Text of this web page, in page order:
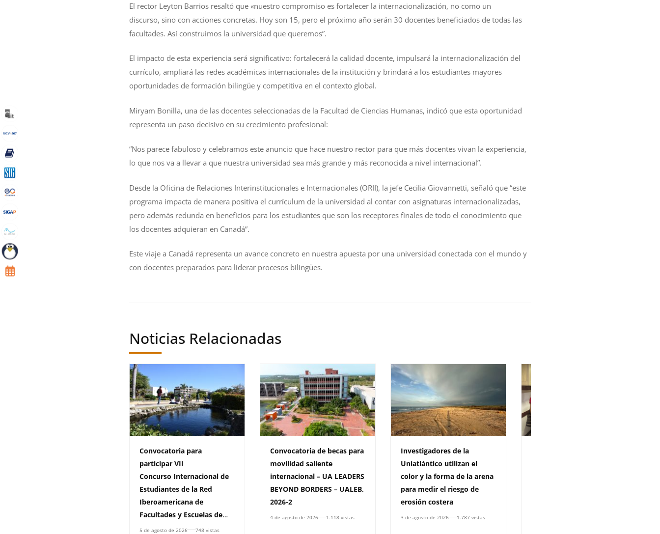
El rector Leyton Barrios resaltó que «nuestro compromiso es fortalecer la internacionalización, no como un
discurso, sino con acciones concretas. Hoy son 15, pero el próximo año serán 30 docentes beneficiados de todas las
facultades. Así construimos la universidad que queremos”.
El impacto de esta experiencia será significativo: fortalecerá la calidad docente, impulsará la internacionalización del
currículo, ampliará las redes académicas internacionales de la institución y brindará a los estudiantes mayores
oportunidades de formación bilingüe y competitiva en el contexto global.
Miryam Bonilla, una de las docentes seleccionadas de la Facultad de Ciencias Humanas, indicó que esta oportunidad
representa un paso decisivo en su crecimiento profesional:
“Nos parece fabuloso y celebramos este anuncio que hace nuestro rector para que más docentes vivan la experiencia,
lo que nos va a llevar a que nuestra universidad sea más grande y más reconocida a nivel internacional”.
Desde la Oficina de Relaciones Interinstitucionales e Internacionales (ORII), la jefe Cecilia Giovannetti, señaló que “este
programa impacta de manera positiva el currículum de la universidad al contar con asignaturas internacionalizadas,
pero además redunda en beneficios para los estudiantes que son los receptores finales de todo el conocimiento que
los docentes adquieran en Canadá”.
Este viaje a Canadá representa un avance concreto en nuestra apuesta por una universidad conectada con el mundo y
con docentes preparados para liderar procesos bilingües.
Noticias Relacionadas
Convocatoria para
participar VII
Concurso Internacional de
Estudiantes de la Red
Iberoamericana de
Facultades y Escuelas de
Derecho, (RIFED)
5 de agosto de 2026 748 vistas
Convocatoria de becas para
movilidad saliente
internacional – UA LEADERS
BEYOND BORDERS – UALEB,
2026-2
4 de agosto de 2026 1.118 vistas
Investigadores de la
Uniatlántico utilizan el
color y la forma de la arena
para medir el riesgo de
erosión costera
3 de agosto de 2026 1.787 vistas